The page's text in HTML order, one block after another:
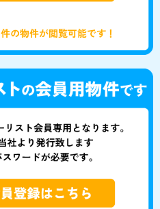
件の物件が閲覧可能です！